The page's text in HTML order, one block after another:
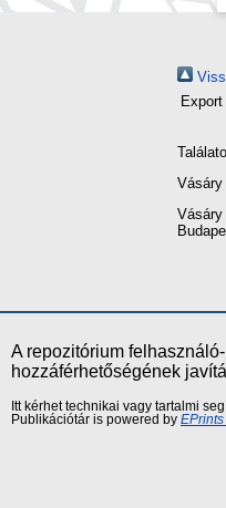
Export
A repozitórium
hozzáférhetőségének
Itt kérhet technikai vagy tartalmi
Publikációtár is powered by EPrints